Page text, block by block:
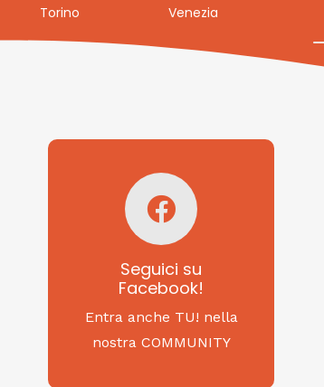
Torino Venezia
Seguici su
Facebook!
Entra anche TU! nella
nostra COMMUNITY
Seguici su
Facebook!
SAGRITALY
Feste, cibi e tradizioni
da Nord a Sud...